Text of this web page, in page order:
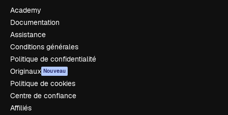
Academy
Documentation
Assistance
Conditions générales
Politique de confidentialité
Originaux Nouveau
Politique de cookies
Centre de confiance
Affiliés